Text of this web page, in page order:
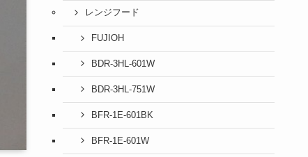
レンジフード
FUJIOH
BDR-3HL-601W
BDR-3HL-751W
BFR-1E-601BK
BFR-1E-601W